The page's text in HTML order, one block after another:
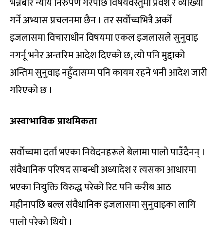
गर्ने अभ्यास प्रचलनमा छैन । तर सर्वोच्चभित्रै अर्को
इजलासमा विचाराधीन विषयमा एकल इजलासले सुनुवाइ
नगर्नू भनेर अन्तरिम आदेश दिएको छ, त्यो पनि मुद्दाको
अन्तिम सुनुवाइ नहुँदासम्म पनि कायम रहने भनी आदेश जारी
गरिएको छ ।
अस्वाभाविक प्राथमिकता
सर्वोच्चमा दर्ता भएका निवेदनहरूले बेलामा पालो पाउँदैनन् ।
संवैधानिक परिषद सम्बन्धी अध्यादेश र त्यसका आधारमा
भएका नियुक्ति विरुद्ध परेको रिट पनि करीब आठ
महीनापछि बल्ल संवैधानिक इजलासमा सुनुवाइका लागि
पालो परेको थियो ।